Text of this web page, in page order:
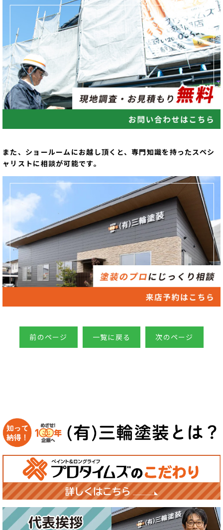
また、ショールームにお越し頂くと、専門知識を持ったスペシ
ャリストに相談が可能です。
前のページ 一覧に戻る 次のページ